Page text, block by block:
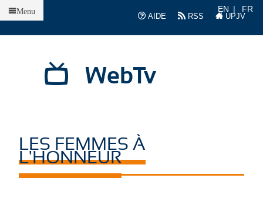
AIDE
RSS UPJV
EN FR
WebTv
Menu
LES FEMMES À
L'HONNEUR